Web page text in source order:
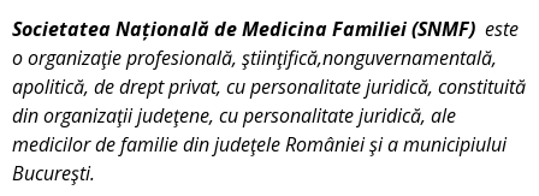
Societatea Națională de Medicina Familiei (SNMF) este
o organizaţie profesională, ştiinţifică,nonguvernamentală,
apolitică, de drept privat, cu personalitate juridică, constituită
din organizaţii judeţene, cu personalitate juridică, ale
medicilor de familie din judeţele României şi a municipiului
Bucureşti.